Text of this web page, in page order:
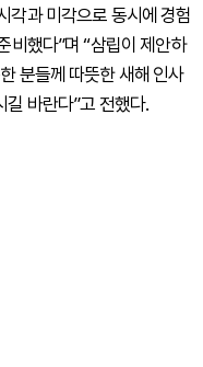
각과 미각으로 동시에 경험
비했다”며 “삼립이 제안하
분들께 따뜻한 새해 인사
바란다”고 전했다.